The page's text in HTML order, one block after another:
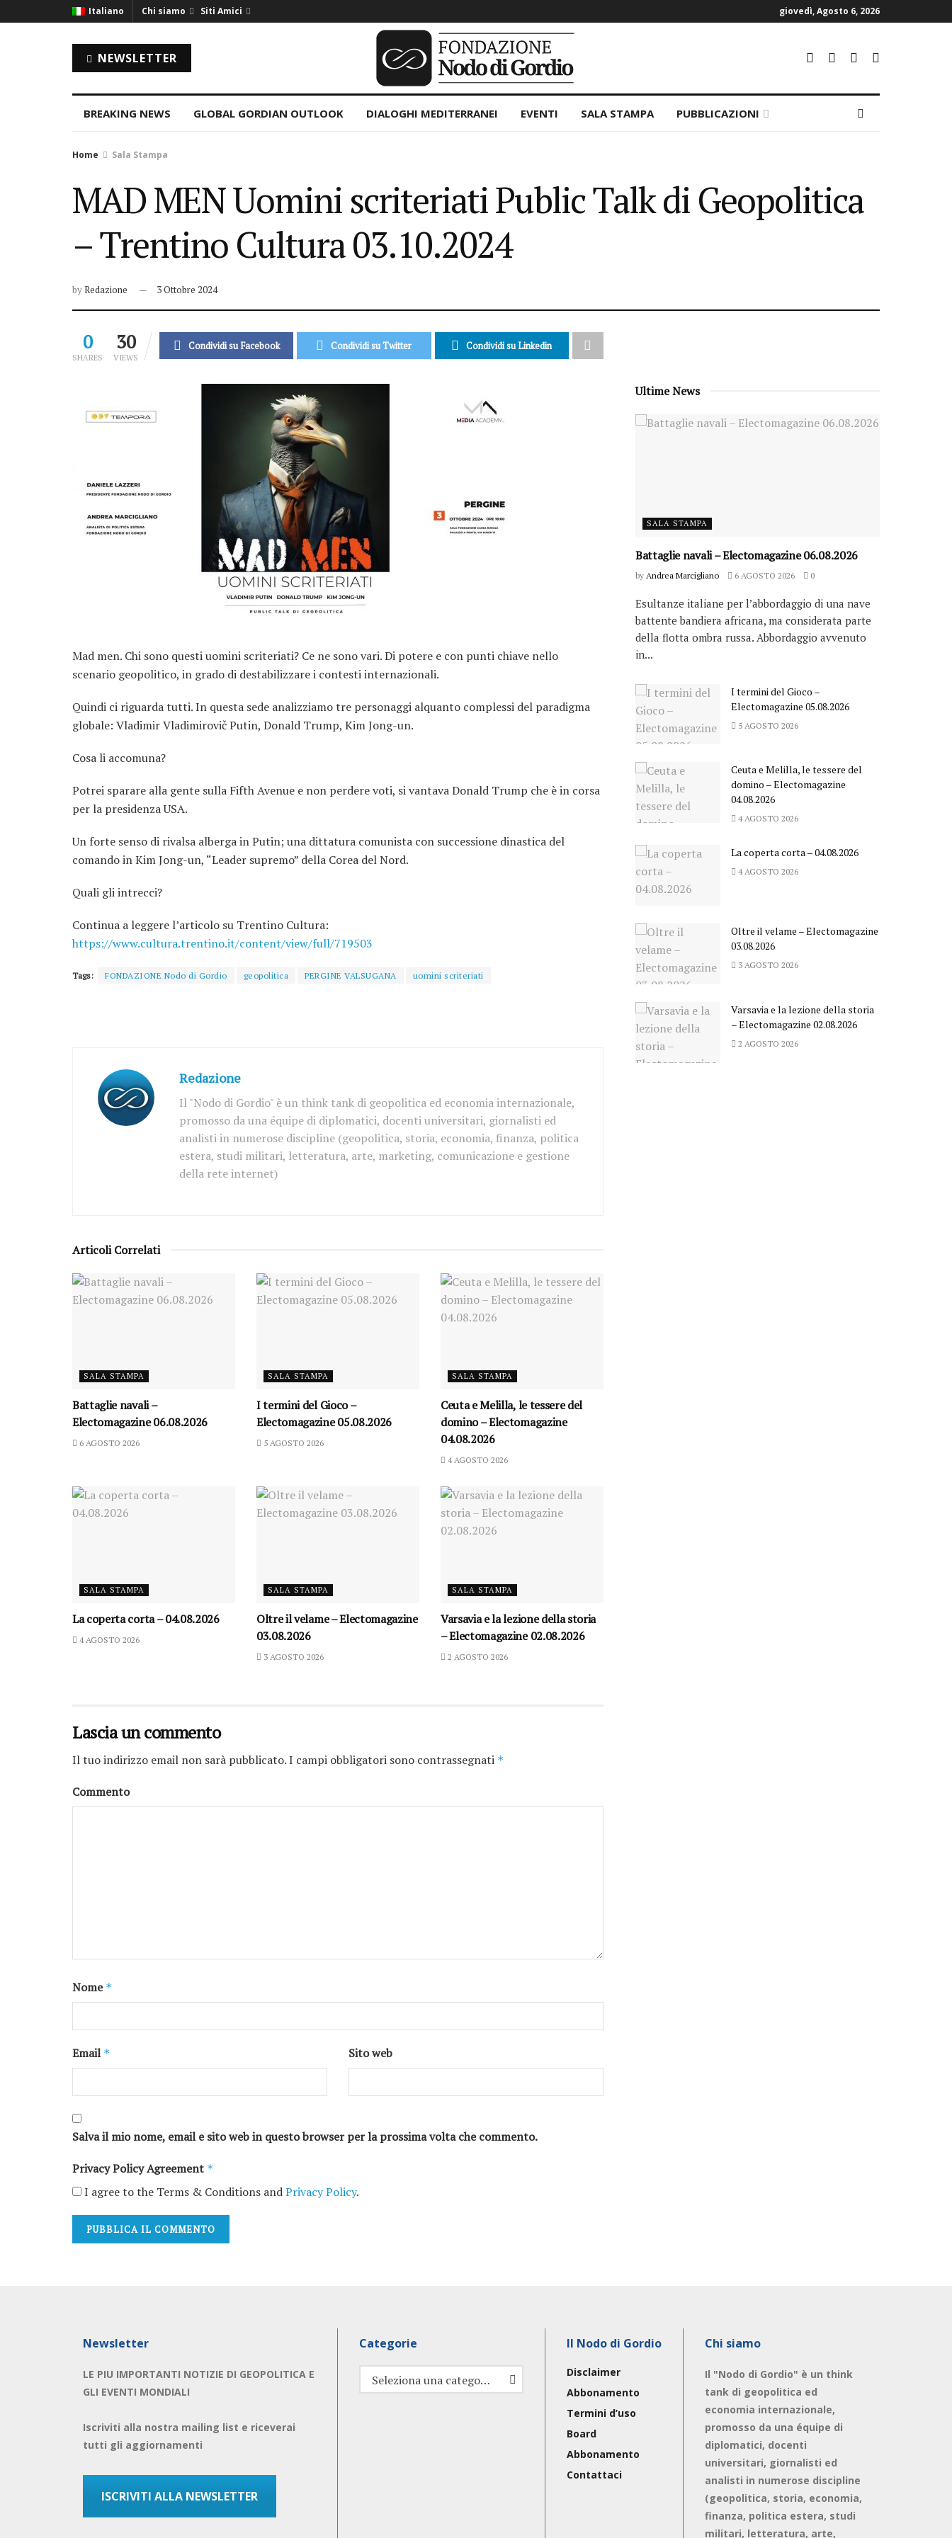
Italiano Chi siamo Siti Amici giovedì, Agosto 6, 2026
NEWSLETTER
BREAKING NEWS GLOBAL GORDIAN OUTLOOK DIALOGHI MEDITERRANEI EVENTI SALA STAMPA PUBBLICAZIONI
Home Sala Stampa
MAD MEN Uomini scriteriati Public Talk di Geopolitica
– Trentino Cultura 03.10.2024
byRedazione 3 Ottobre 2024
0
SHARES
30
VIEWS
Condividi su Facebook Condividi su Twitter Condividi su Linkedin
Mad men. Chi sono questi uomini scriteriati? Ce ne sono vari. Di potere e con punti chiave nello
scenario geopolitico, in grado di destabilizzare i contesti internazionali.
Quindi ci riguarda tutti. In questa sede analizziamo tre personaggi alquanto complessi del paradigma
globale: Vladimir Vladimirovič Putin, Donald Trump, Kim Jong-un.
Cosa li accomuna?
Potrei sparare alla gente sulla Fifth Avenue e non perdere voti, si vantava Donald Trump che è in corsa
per la presidenza USA.
Un forte senso di rivalsa alberga in Putin; una dittatura comunista con successione dinastica del
comando in Kim Jong-un, “Leader supremo” della Corea del Nord.
Quali gli intrecci?
Continua a leggere l’articolo su Trentino Cultura:
https://www.cultura.trentino.it/content/view/full/719503
Tags: FONDAZIONE Nodo di Gordio geopolitica PERGINE VALSUGANA uomini scriteriati
Redazione
Il "Nodo di Gordio" è un think tank di geopolitica ed economia internazionale,
promosso da una équipe di diplomatici, docenti universitari, giornalisti ed
analisti in numerose discipline (geopolitica, storia, economia, finanza, politica
estera, studi militari, letteratura, arte, marketing, comunicazione e gestione
della rete internet)
Articoli Correlati
SALA STAMPA
Battaglie navali –
Electomagazine 06.08.2026
6 AGOSTO 2026
SALA STAMPA
I termini del Gioco –
Electomagazine 05.08.2026
5 AGOSTO 2026
SALA STAMPA
Ceuta e Melilla, le tessere del
domino – Electomagazine
04.08.2026
4 AGOSTO 2026
SALA STAMPA
La coperta corta – 04.08.2026
4 AGOSTO 2026
SALA STAMPA
Oltre il velame – Electomagazine
03.08.2026
3 AGOSTO 2026
SALA STAMPA
Varsavia e la lezione della storia
– Electomagazine 02.08.2026
2 AGOSTO 2026
Lascia un commento
Il tuo indirizzo email non sarà pubblicato.I campi obbligatori sono contrassegnati *
Commento
Nome *
Email * Sito web
Salva il mio nome, email e sito web in questo browser per la prossima volta che commento.
Privacy Policy Agreement *
I agree to the Terms & Conditions andPrivacy Policy.
Ultime News
SALA STAMPA
Battaglie navali – Electomagazine 06.08.2026
by Andrea Marcigliano 6 AGOSTO 2026 0
Esultanze italiane per l’abbordaggio di una nave
battente bandiera africana, ma considerata parte
della flotta ombra russa. Abbordaggio avvenuto
in...
I termini del Gioco –
Electomagazine 05.08.2026
5 AGOSTO 2026
Ceuta e Melilla, le tessere del
domino – Electomagazine
04.08.2026
4 AGOSTO 2026
La coperta corta – 04.08.2026
4 AGOSTO 2026
Oltre il velame – Electomagazine
03.08.2026
3 AGOSTO 2026
Varsavia e la lezione della storia
– Electomagazine 02.08.2026
2 AGOSTO 2026
Newsletter
LE PIU IMPORTANTI NOTIZIE DI GEOPOLITICA E
GLI EVENTI MONDIALI
Iscriviti alla nostra mailing list e riceverai
tutti gli aggiornamenti
ISCRIVITI ALLA NEWSLETTER
Categorie
Categorie Seleziona una categoria
Il Nodo di Gordio
Disclaimer
Abbonamento
Termini d’uso
Board
Abbonamento
Contattaci
Chi siamo
Il "Nodo di Gordio" è un think
tank di geopolitica ed
economia internazionale,
promosso da una équipe di
diplomatici, docenti
universitari, giornalisti ed
analisti in numerose discipline
(geopolitica, storia, economia,
finanza, politica estera, studi
militari, letteratura, arte,